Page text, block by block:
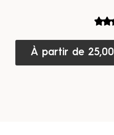
À partir de 25,00